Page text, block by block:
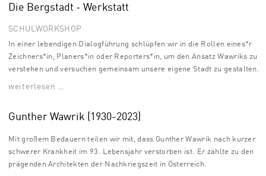
Die Bergstadt - Werkstatt
SCHULWORKSHOP
In einer lebendigen Dialogführung schlüpfen wir in die Rollen eines*r
Zeichners*in, Planers*in oder Reporters*in, um den Ansatz Wawriks zu
verstehen und versuchen gemeinsam unsere eigene Stadt zu gestalten.
weiterlesen …
Gunther Wawrik (1930-2023)
Mit großem Bedauern teilen wir mit, dass Gunther Wawrik nach kurzer
schwerer Krankheit im 93. Lebensjahr verstorben ist. Er zählte zu den
prägenden Architekten der Nachkriegszeit in Österreich.